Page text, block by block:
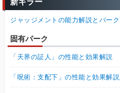
新キラー
ジャッジメントの能力解説とパーク
固有パーク
「天界の証人」の性能と効果解説
「呪術：支配下」の性能と効果解説